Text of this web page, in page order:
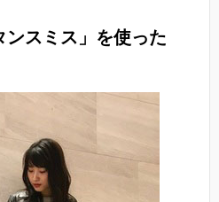
ンスミス」を使った